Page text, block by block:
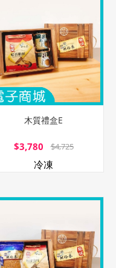
木質禮盒E
$3,780 $4,725
冷凍